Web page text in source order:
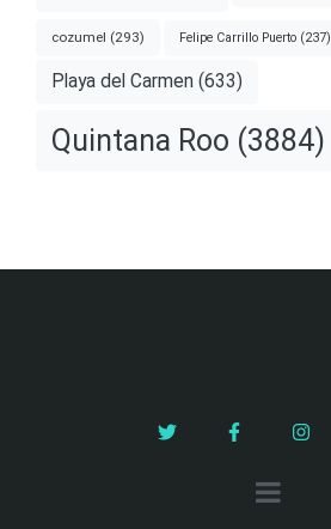
cozumel (293) Felipe Carrillo Puerto (237)
Playa del Carmen (633)
Quintana Roo (3884)